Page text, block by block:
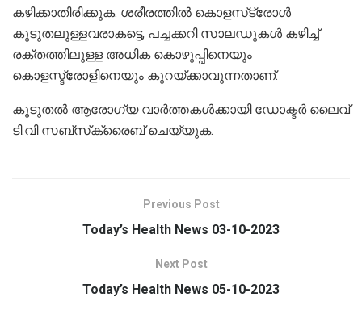
കഴിക്കാതിരിക്കുക. ശരീരത്തില്‍ കൊളസ്‌ട്രോള്‍
കൂടുതലുള്ളവരാകട്ടെ, പച്ചക്കറി സാലഡുകള്‍ കഴിച്ച്
രക്തത്തിലുള്ള അധിക കൊഴുപ്പിനെയും
കൊളസ്ട്രോളിനെയും കുറയ്ക്കാവുന്നതാണ്.
കൂടുതല്‍ ആരോഗ്യ വാര്‍ത്തകള്‍ക്കായി ഡോക്ടര്‍ ലൈവ്
ടി.വി സബ്‌സ്‌ക്രൈബ് ചെയ്യുക.
Previous Post
Today’s Health News 03-10-2023
Next Post
Today’s Health News 05-10-2023